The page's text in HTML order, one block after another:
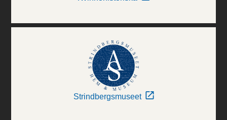
Strindbergsmuseet